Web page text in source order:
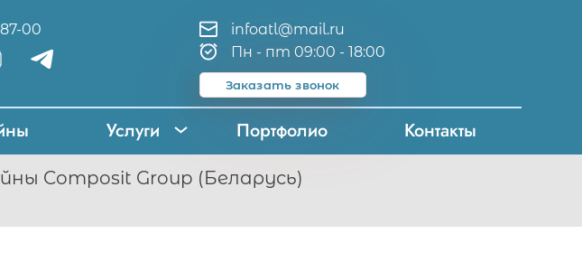
00
infoatl@mail.ru
Пн - пт 09:00 - 18:00
Заказать звонок
Услуги Портфолио Контакты
Composit Group (Беларусь)